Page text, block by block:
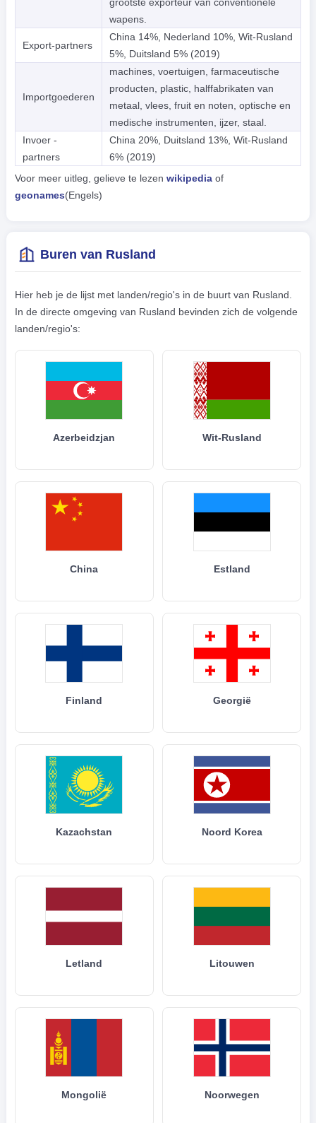
grootste exporteur van conventionele
wapens.
Export-partners
China 14%, Nederland 10%, Wit-Rusland
5%, Duitsland 5% (2019)
Importgoederen
machines, voertuigen, farmaceutische
producten, plastic, halffabrikaten van
metaal, vlees, fruit en noten, optische en
medische instrumenten, ijzer, staal.
Invoer -
partners
China 20%, Duitsland 13%, Wit-Rusland
6% (2019)
Voor meer uitleg, gelieve te lezen wikipediaof
geonames(Engels)
Buren van Rusland
Hier heb je de lijst met landen/regio's in de buurt van Rusland.
In de directe omgeving van Rusland bevinden zich de volgende
landen/regio's:
Azerbeidzjan Wit-Rusland
China Estland
Finland Georgië
Kazachstan Noord Korea
Letland Litouwen
Mongolië Noorwegen